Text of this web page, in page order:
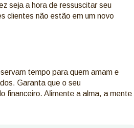
seja a hora de ressuscitar seu
clientes não estão em um novo
tempo para quem amam e
Garanta que o seu
financeiro. Alimente a alma, a mente